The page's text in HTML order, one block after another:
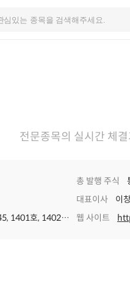
전문종목의 실시간 체
총 발행 주식
대표이사
이
경기 성남시 중원구 갈마치로 245, 1401호, 1402호, 1403호, 1404호 (상대원동,성남아이파크디어반) 웹 사이트